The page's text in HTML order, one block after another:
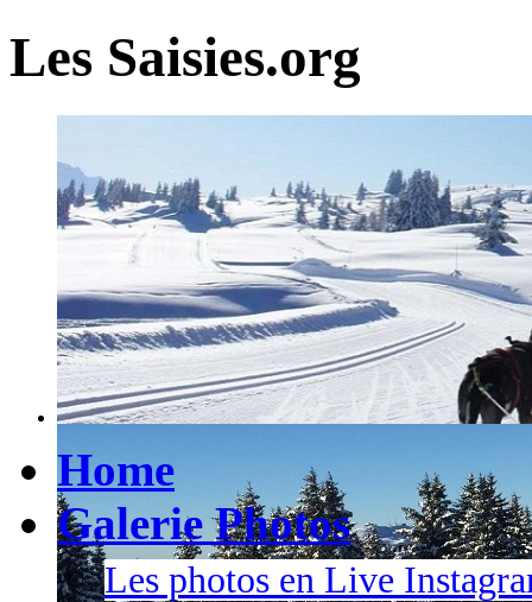
Les Saisies.org
Home
Galerie Photos
Les photos en Live